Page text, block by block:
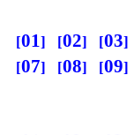
01 02 03
07
08 09